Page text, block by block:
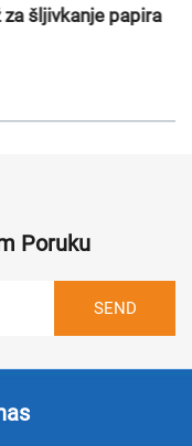
za šljivkanje papira
Poruku